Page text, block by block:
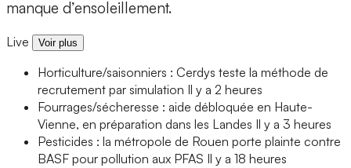
manque d’ensoleillement.
Live Voir plus
Horticulture/saisonniers : Cerdys teste la méthode de
recrutement par simulation Il y a 2 heures
Fourrages/sécheresse : aide débloquée en Haute-
Vienne, en préparation dans les Landes Il y a 3 heures
Pesticides : la métropole de Rouen porte plainte contre
BASF pour pollution aux PFAS Il y a 18 heures